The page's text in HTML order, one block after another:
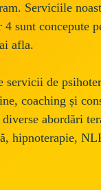
Serviciile
4 sunt concepute
afla.
servicii de
coaching și
abordări
hipnoterapie,